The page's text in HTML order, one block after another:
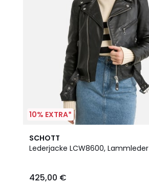
10% EXTRA*
SCHOTT
Lederjacke LCW8600, Lammleder
425,00 €
4,6
/ 5